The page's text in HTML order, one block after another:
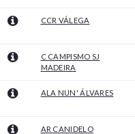
CCR VÁLEGA
C CAMPISMO SJ
MADEIRA
ALA NUN' ÁLVARES
AR CANIDELO